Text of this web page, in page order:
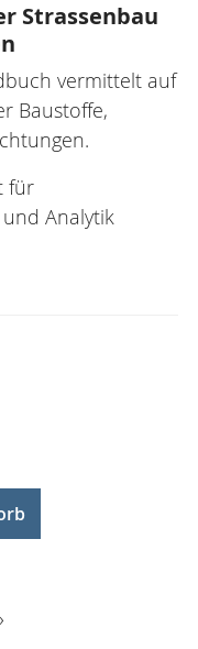
Strassenbau
vermittelt auf
Baustoffe,
für
Analytik